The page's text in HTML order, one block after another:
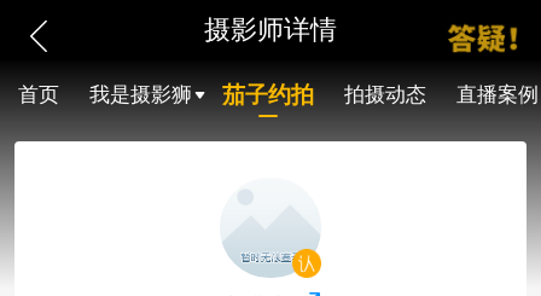
摄影师详情
首页 我是摄影狮 茄子约拍 拍摄动态 直播案例